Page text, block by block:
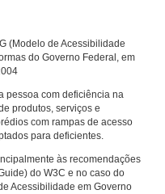
(Modelo de Acessibilidade
do Governo Federal, em
pessoa com deficiência na
produtos, serviços e
com rampas de acesso
para deficientes.
às recomendações
do W3C e no caso do
Acessibilidade em Governo